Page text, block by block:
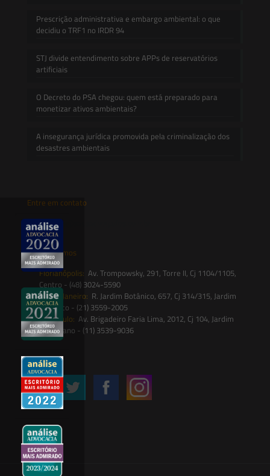
Prescrição administrativa e embargo ambiental: o que
decidiu o TRF1 no IRDR 94
STJ divide entendimento sobre APPs de reservatórios
artificiais
O Decreto do PSA chegou: quem está preparado para
monetizar ativos ambientais?
A insegurança jurídica promovida pela criminalização dos
desastres ambientais
Entre em contato
contato@saesadvogados.com.br
Onde estamos
Florianópolis: Av. Trompowsky, 291, Torre II, Cj 1104/1105,
Centro - (48) 3024-5590
Rio de Janeiro: R. Jardim Botânico, 657, Cj 314/315, Jardim
Botânico - (21) 3559-2005
São Paulo: Av. Brigadeiro Faria Lima, 2012, Cj 104, Jardim
Paulistano - (11) 3539-9036
Siga-nos